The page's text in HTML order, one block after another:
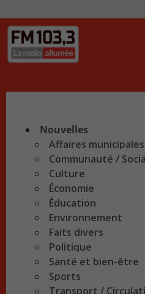
Nouvelles
Affaires municipales
Communauté /
Culture
Économie
Éducation
Environnement
Faits divers
Politique
Santé et bien-être
Sports
Transport /